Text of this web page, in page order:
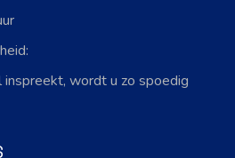
inspreekt, wordt u zo spoedig